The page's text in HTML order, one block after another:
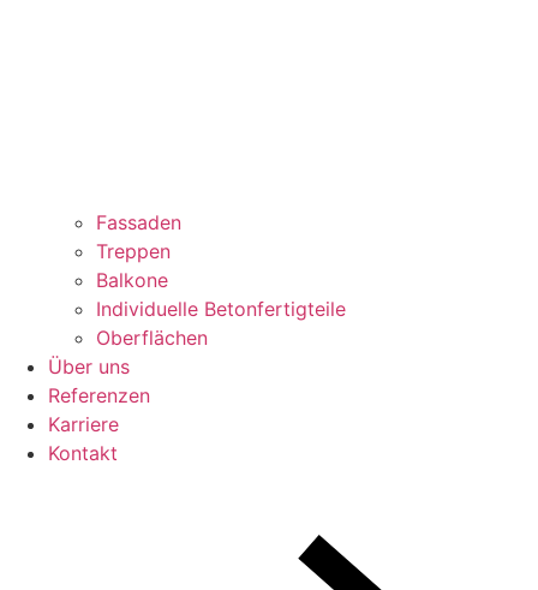
Fassaden
Treppen
Balkone
Individuelle Betonfertigteile
Oberflächen
Über uns
Referenzen
Karriere
Kontakt